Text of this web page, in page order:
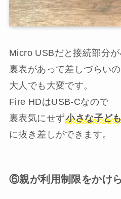
Micro USBだと接続部分が
裏表があって差しづらい
大人でも大変です。
Fire HDはUSB-Cなので
裏表気にせず小さな子ど
に抜き差しができます。
⑥親が利用制限をかけ